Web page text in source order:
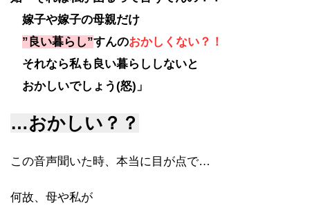
嫁子や嫁子の母親だけ
”良い暮らし”すんのおかしくない？！
それなら私も良い暮らししないと
おかしいでしょう(怒)」
…おかしい？？
この音声聞いた時、本当に目が点で…
何故、母や私が